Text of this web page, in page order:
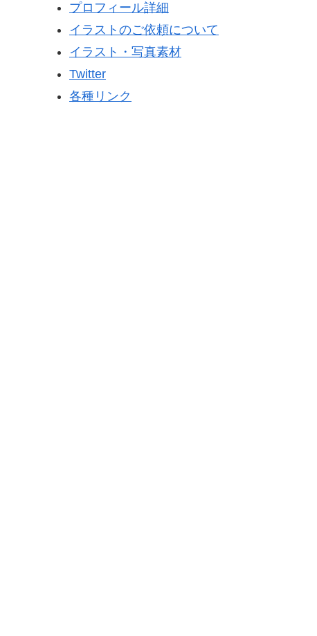
プロフィール詳細
イラストのご依頼について
イラスト・写真素材
Twitter
各種リンク